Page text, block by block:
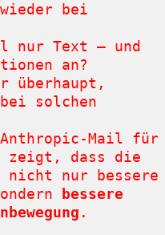
bei
nur Text – und
an?
überhaupt,
solchen
Mail für
zeigt, dass die
nicht nur bessere
bessere
.